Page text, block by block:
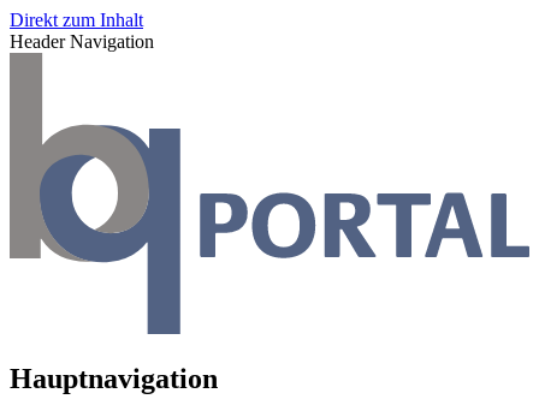
Direkt zum Inhalt
Header Navigation
Hauptnavigation